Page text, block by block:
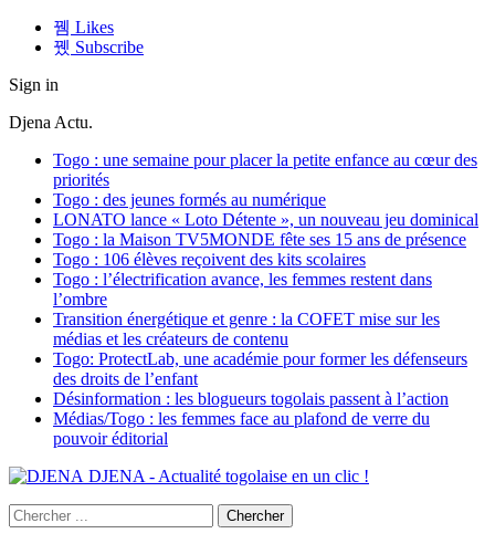
Likes
Subscribe
Sign in
Djena Actu.
Togo : une semaine pour placer la petite enfance au cœur des
priorités
Togo : des jeunes formés au numérique
LONATO lance « Loto Détente », un nouveau jeu dominical
Togo : la Maison TV5MONDE fête ses 15 ans de présence
Togo : 106 élèves reçoivent des kits scolaires
Togo : l’électrification avance, les femmes restent dans
l’ombre
Transition énergétique et genre : la COFET mise sur les
médias et les créateurs de contenu
Togo: ProtectLab, une académie pour former les défenseurs
des droits de l’enfant
Désinformation : les blogueurs togolais passent à l’action
Médias/Togo : les femmes face au plafond de verre du
pouvoir éditorial
DJENA - Actualité togolaise en un clic !